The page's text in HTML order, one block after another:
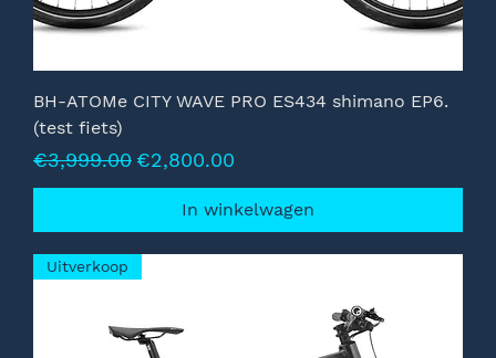
BH-ATOMe CITY WAVE PRO ES434 shimano EP6.
(test fiets)
Normale prijs
€3,999.00 Verkoopprijs
€2,800.00
In winkelwagen
Uitverkoop